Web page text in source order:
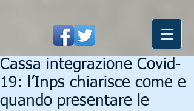
Cassa integrazione Covid-
19: l’Inps chiarisce come e
quando presentare le